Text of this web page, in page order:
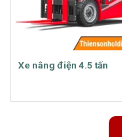
Xe nâng điện 4.5 tấn